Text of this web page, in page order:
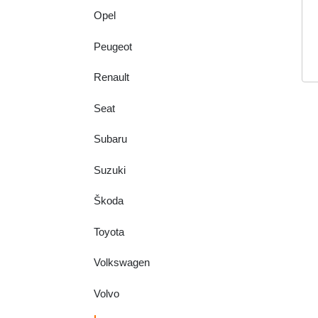
Opel
Peugeot
Renault
Seat
Subaru
Suzuki
Škoda
Toyota
Volkswagen
Volvo